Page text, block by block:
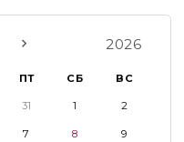
2026
ПТ СБ ВС
31 1 2
7 8 9